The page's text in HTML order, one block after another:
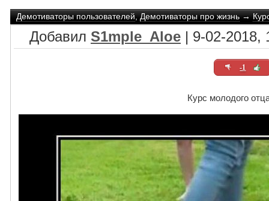
Демотиваторы пользователей,Демотиваторы про жизнь→
Добавил S1mple_Aloe | 9-02-2018,
-1
Курс молодого